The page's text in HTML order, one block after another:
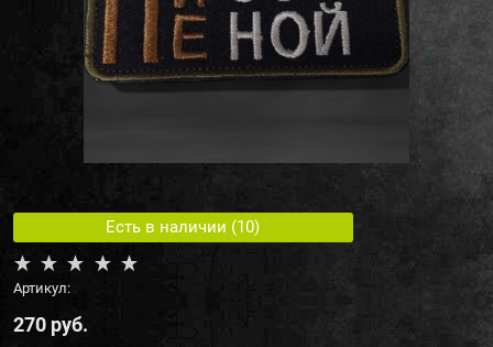
Есть в наличии (10)
Артикул:
270 руб.